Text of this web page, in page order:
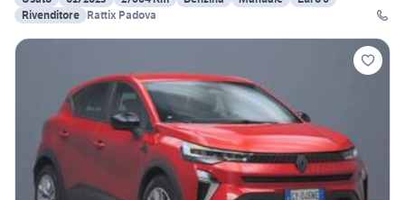
Rivenditore Rattix Padova